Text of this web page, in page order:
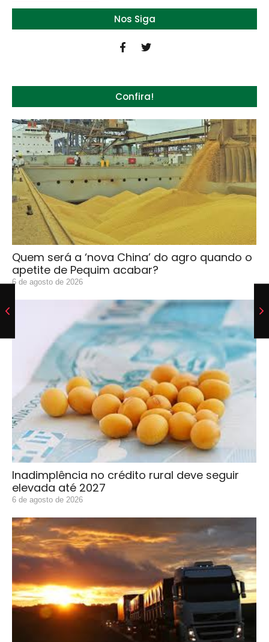
Nos Siga
Confira!
Quem será a ‘nova China’ do agro quando o
apetite de Pequim acabar?
6 de agosto de 2026
Inadimplência no crédito rural deve seguir
elevada até 2027
6 de agosto de 2026